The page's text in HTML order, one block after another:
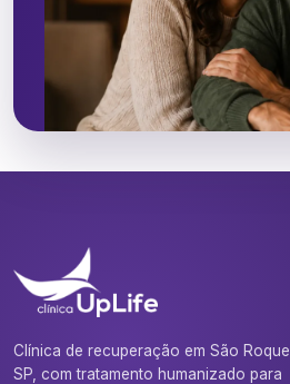
Clínica de recuperação em São
SP, com tratamento humanizado para